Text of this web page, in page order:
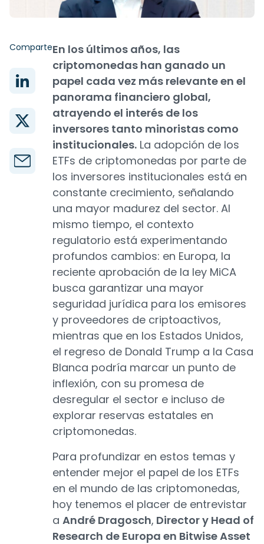
ComparteEn los últimos años, las
criptomonedas han ganado un
papel cada vez más relevante en el
panorama financiero global,
atrayendo el interés de los
inversores tanto minoristas como
institucionales. La adopción de los
ETFs de criptomonedas por parte de
los inversores institucionales está en
constante crecimiento, señalando
una mayor madurez del sector. Al
mismo tiempo, el contexto
regulatorio está experimentando
profundos cambios: en Europa, la
reciente aprobación de la ley MiCA
busca garantizar una mayor
seguridad jurídica para los emisores
y proveedores de criptoactivos,
mientras que en los Estados Unidos,
el regreso de Donald Trump a la Casa
Blanca podría marcar un punto de
inflexión, con su promesa de
desregular el sector e incluso de
explorar reservas estatales en
criptomonedas.
Para profundizar en estos temas y
entender mejor el papel de los ETFs
en el mundo de las criptomonedas,
hoy tenemos el placer de entrevistar
a André Dragosch, Director y Head of
Research de Europa en Bitwise Asset